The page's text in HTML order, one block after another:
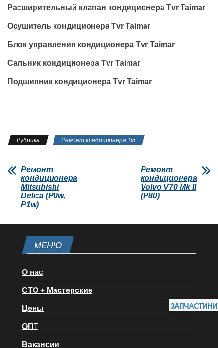
Расширительный клапан кондиционера Tvr Taimar
Осушитель кондиционера Tvr Taimar
Блок управления кондиционера Tvr Taimar
Сальник кондиционера Tvr Taimar
Подшипник кондиционера Tvr Taimar
Рубрика Ремонт кондиционера Tvr
Ремонт
кондиционера
Mitsubishi
Delica (P0w,
P1w)
Ремонт
кондиционера
Volvo V70 Mk II
(P80)
МЕНЮ
О нас
СТО + Мастерские
Цены
ОПТ
Вакансии
ЗАПЧАСТИНИ